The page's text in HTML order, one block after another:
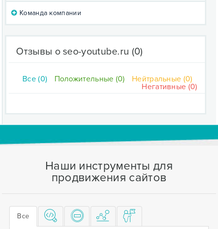
Команда компании
Отзывы о seo-youtube.ru (0)
Все (0) Положительные (0)
Нейтральные (0)
Негативные (0)
Наши инструменты для
продвижения сайтов
Все